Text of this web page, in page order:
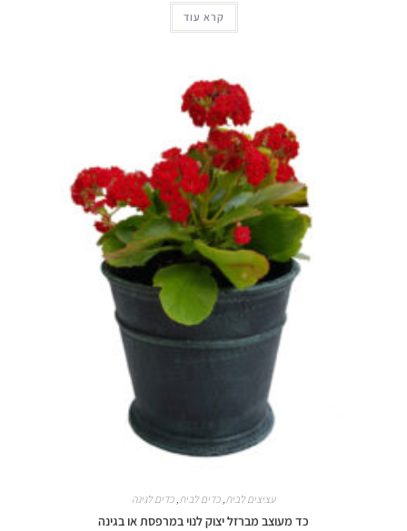
קרא עוד
עציצים לבית,כדים לבית,כדים לגינה
כד מעוצב מברזל יצוק לנוי במרפסת או בגינה